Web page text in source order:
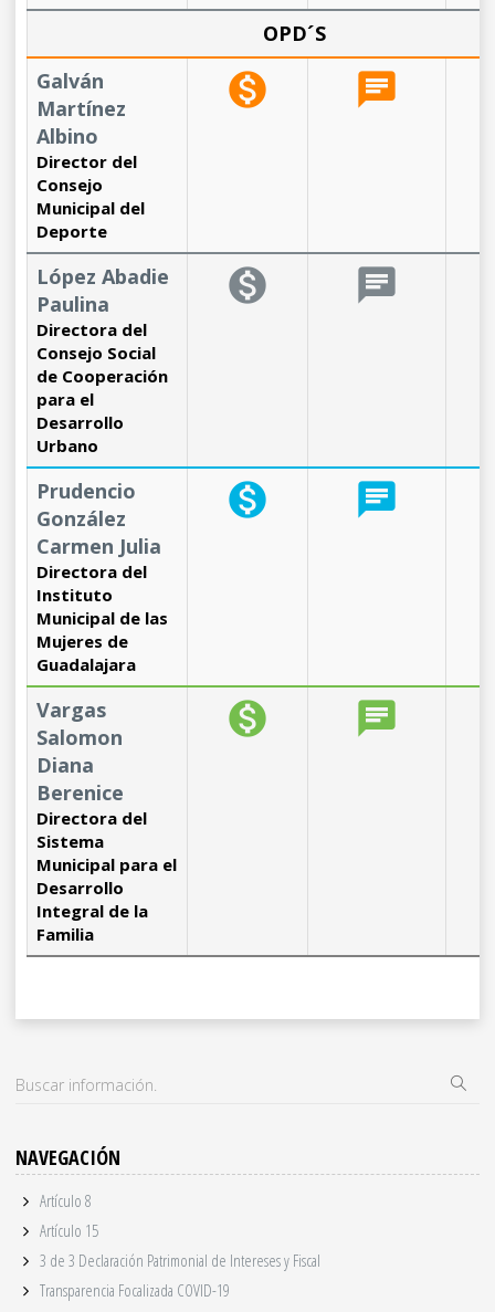
OPD´S
Galván
Martínez
Albino
Director del
Consejo
Municipal del
Deporte
monetization_on chat
López Abadie
Paulina
Directora del
Consejo Social
de Cooperación
para el
Desarrollo
Urbano
monetization_on chat
Prudencio
González
Carmen Julia
Directora del
Instituto
Municipal de las
Mujeres de
Guadalajara
monetization_on chat
Vargas
Salomon
Diana
Berenice
Directora del
Sistema
Municipal para el
Desarrollo
Integral de la
Familia
monetization_on chat
NAVEGACIÓN
Artículo 8
Artículo 15
3 de 3 Declaración Patrimonial de Intereses y Fiscal
Transparencia Focalizada COVID-19